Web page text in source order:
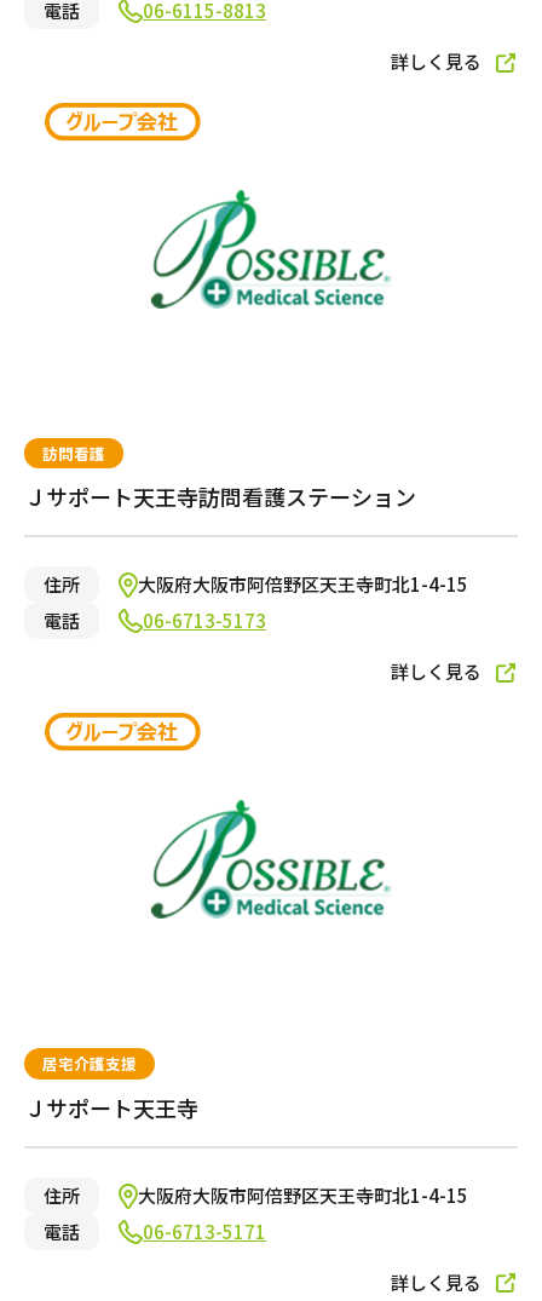
電話
06-6115-8813
詳しく見る
訪問看護
Ｊサポート天王寺訪問看護ステーション
住所
大阪府大阪市阿倍野区天王寺町北1-4-15
電話
06-6713-5173
詳しく見る
居宅介護支援
Ｊサポート天王寺
住所
大阪府大阪市阿倍野区天王寺町北1-4-15
電話
06-6713-5171
詳しく見る